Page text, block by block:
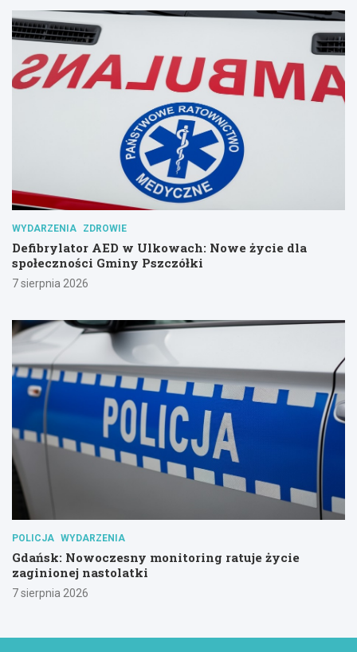
WYDARZENIA ZDROWIE
Defibrylator AED w Ulkowach: Nowe życie dla
społeczności Gminy Pszczółki
7 sierpnia 2026
POLICJA WYDARZENIA
Gdańsk: Nowoczesny monitoring ratuje życie
zaginionej nastolatki
7 sierpnia 2026